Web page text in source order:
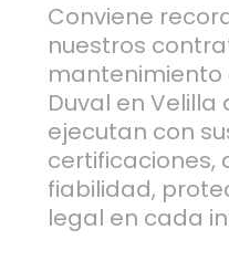
Conviene
nuestros
mantenimiento
Duval en Velilla
ejecutan con
certificaciones,
fiabilidad,
legal en cada